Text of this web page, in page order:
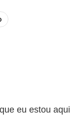
eu estou aqui